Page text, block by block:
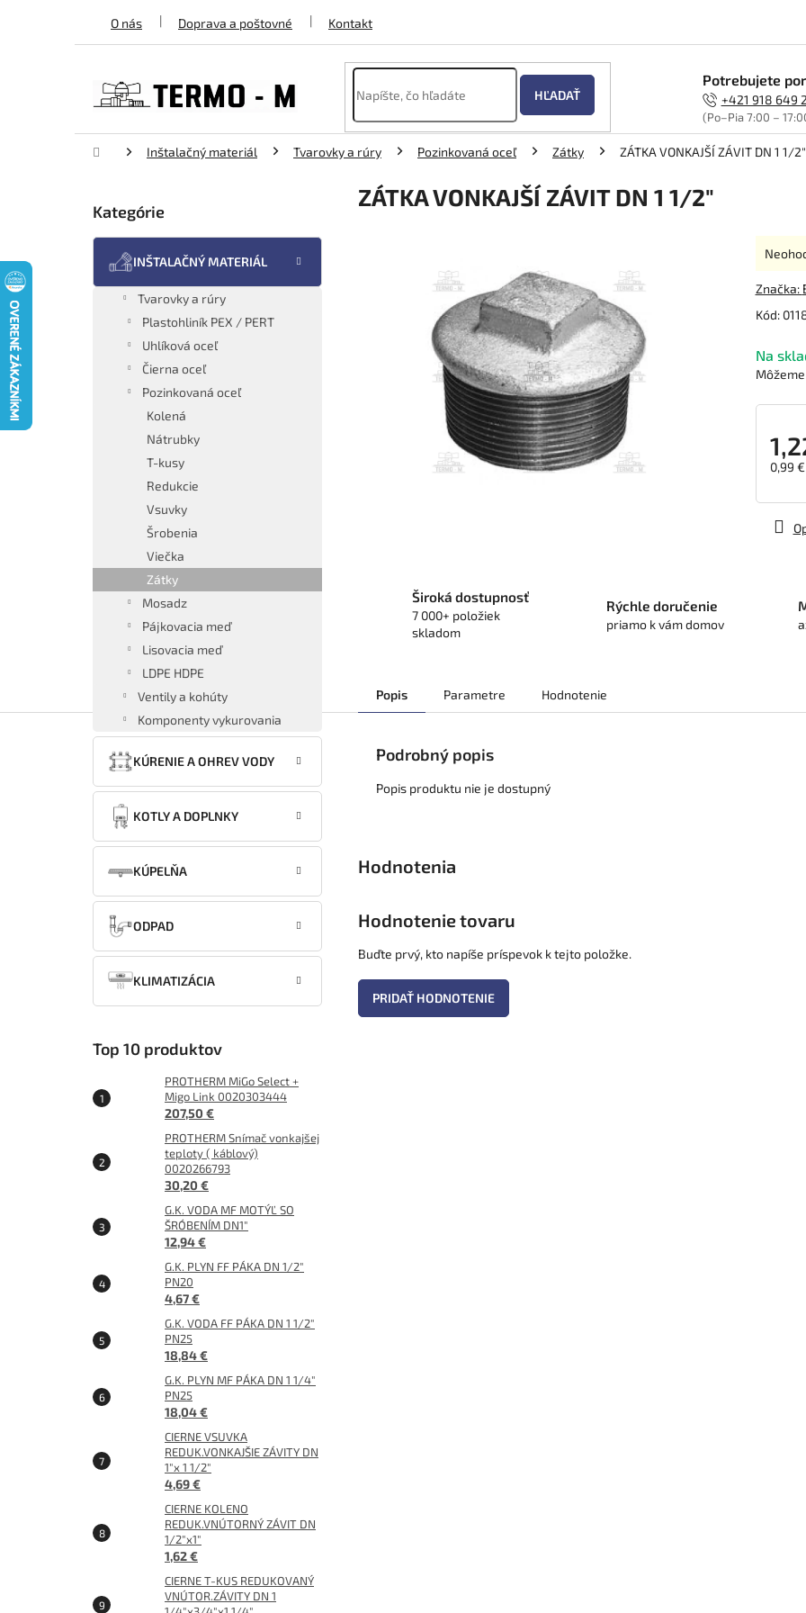
O nás Doprava a poštovné Kontakt
HĽADAŤ
Potrebujete
+421 918 649
(Po–Pia 7:00 –
DomovInštalačný materiál Tvarovky a rúry Pozinkovaná oceľ Zátky ZÁTKA VONKAJŠÍ ZÁVIT DN 1 1/2"
Preskočiť
Kategórie
INŠTALAČNÝ MATERIÁL
Tvarovky a rúry
Plastohliník PEX / PERT
Uhlíková oceľ
Čierna oceľ
Pozinkovaná oceľ
Kolená
Nátrubky
T-kusy
Redukcie
Vsuvky
Šrobenia
Viečka
Zátky
Mosadz
Pájkovacia meď
Lisovacia meď
LDPE HDPE
Ventily a kohúty
Komponenty vykurovania
KÚRENIE A OHREV VODY
KOTLY A DOPLNKY
KÚPELŇA
ODPAD
KLIMATIZÁCIA
Top 10 produktov
PROTHERM MiGo Select +
Migo Link 0020303444
207,50 €
PROTHERM Snímač vonkajšej
teploty ( káblový)
0020266793
30,20 €
G.K. VODA MF MOTÝĽ SO
ŠRÓBENÍM DN1"
12,94 €
G.K. PLYN FF PÁKA DN 1/2"
PN20
4,67 €
G.K. VODA FF PÁKA DN 1 1/2"
PN25
18,84 €
G.K. PLYN MF PÁKA DN 1 1/4"
PN25
18,04 €
CIERNE VSUVKA
REDUK.VONKAJŠIE ZÁVITY DN
1"x 1 1/2"
4,69 €
CIERNE KOLENO
REDUK.VNÚTORNÝ ZÁVIT DN
1/2"x1"
1,62 €
CIERNE T-KUS REDUKOVANÝ
VNÚTOR.ZÁVITY DN 1
ZÁTKA VONKAJŠÍ ZÁVIT DN 1 1/2"
Kód:
Na
0,99
0,0
5
Značka:
Široká dostupnosť
7 000+ položiek
skladom
Rýchle doručenie
priamo k vám domov
Popis Parametre Hodnotenie
Podrobný popis
Popis produktu nie je dostupný
Hodnotenie tovaru
Buďte prvý, kto napíše príspevok k tejto položke.
PRIDAŤ HODNOTENIE